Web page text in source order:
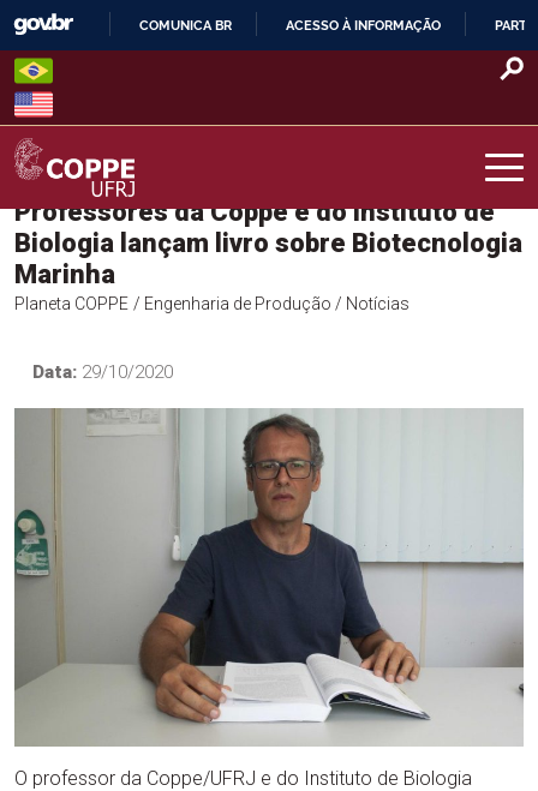
Skip
content
O
COMUNICA BR ACESSO À INFORMAÇÃO
COPPE – UFRJ
Professores da Coppe e do Instituto de
Biologia lançam livro sobre Biotecnologia
Marinha
Planeta COPPE / Engenharia de Produção / Notícias
Data: 29/10/2020
O professor da Coppe/UFRJ e do Instituto de Biologia